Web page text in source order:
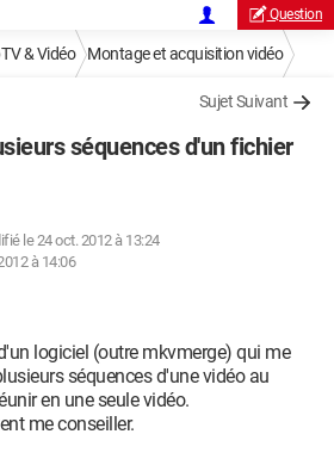
Question
TV & Vidéo Montage et acquisition vidéo
Sujet Suivant
séquences d'un fichier
le 24 oct. 2012 à 13:24
à 14:06
logiciel (outre mkvmerge) qui me
séquences d'une vidéo au
en une seule vidéo.
me conseiller.